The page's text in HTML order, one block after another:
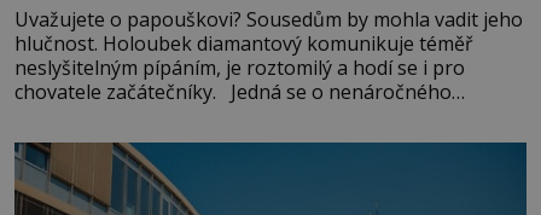
Uvažujete o papouškovi? Sousedům by mohla vadit jeho
hlučnost. Holoubek diamantový komunikuje téměř
neslyšitelným pípáním, je roztomilý a hodí se i pro
chovatele začátečníky. Jedná se o nenáročného
času tráví na zemi, kde sbírá zbytky semínek Jeho
domovinou je prakticky celá Austrálie s výjimkou
pobřežní oblasti.